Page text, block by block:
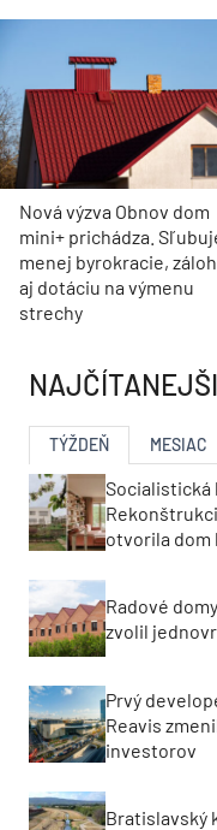
Nová výzva Obnov dom
mini+ prichádza.
menej byrokracie,
aj dotáciu na výmenu
strechy
TÝŽDEŇ MESIAC
Socialistická
otvorila dom
Radové
zvolil
Prvý
Reavis
investorov
Bratislavský